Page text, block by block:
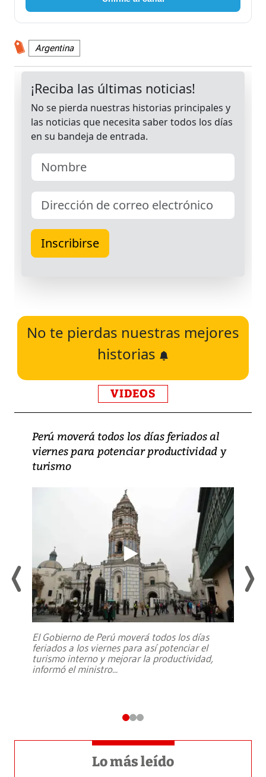
Argentina
No te pierdas nuestras mejores
historias
VIDEOS
Perú moverá todos los días feriados al
viernes para potenciar productividad y
turismo
El Gobierno de Perú moverá todos los días
feriados a los viernes para así potenciar el
turismo interno y mejorar la productividad,
informó el ministro...
Lo más leído